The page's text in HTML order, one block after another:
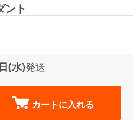
ント
(水)発送
カートに入れる